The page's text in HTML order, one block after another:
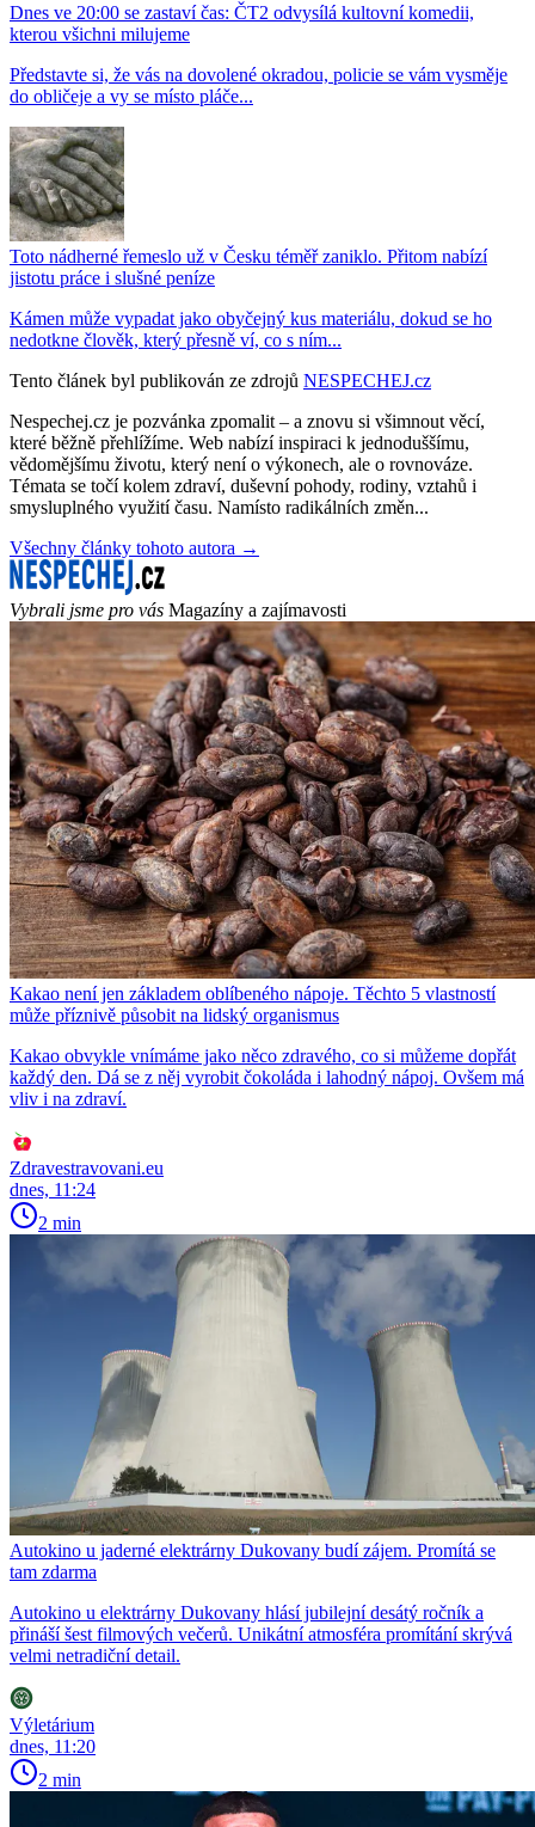
Dnes ve 20:00 se zastaví čas: ČT2 odvysílá kultovní komedii,
kterou všichni milujeme
Představte si, že vás na dovolené okradou, policie se vám vysměje
do obličeje a vy se místo pláče...
Toto nádherné řemeslo už v Česku téměř zaniklo. Přitom nabízí
jistotu práce i slušné peníze
Kámen může vypadat jako obyčejný kus materiálu, dokud se ho
nedotkne člověk, který přesně ví, co s ním...
Tento článek byl publikován ze zdrojů NESPECHEJ.cz
Nespechej.cz je pozvánka zpomalit – a znovu si všimnout věcí,
které běžně přehlížíme. Web nabízí inspiraci k jednoduššímu,
vědomějšímu životu, který není o výkonech, ale o rovnováze.
Témata se točí kolem zdraví, duševní pohody, rodiny, vztahů i
smysluplného využití času. Namísto radikálních změn...
Všechny články tohoto autora →
Vybrali jsme pro vás Magazíny a zajímavosti
Kakao není jen základem oblíbeného nápoje. Těchto 5 vlastností
může příznivě působit na lidský organismus
Kakao obvykle vnímáme jako něco zdravého, co si můžeme dopřát
každý den. Dá se z něj vyrobit čokoláda i lahodný nápoj. Ovšem má
vliv i na zdraví.
Zdravestravovani.eu
dnes, 11:24
2 min
Autokino u jaderné elektrárny Dukovany budí zájem. Promítá se
tam zdarma
Autokino u elektrárny Dukovany hlásí jubilejní desátý ročník a
přináší šest filmových večerů. Unikátní atmosféra promítání skrývá
velmi netradiční detail.
Výletárium
dnes, 11:20
2 min